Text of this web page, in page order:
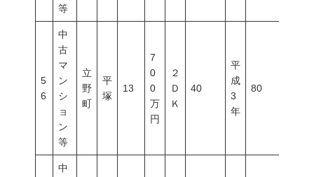
等
5
6
中
古
マ
ン
シ
ョ
ン
等
立
野
町
平
塚
13
7
0
0
万
円
２
Ｄ
Ｋ
40
平
成
3
年
80
中